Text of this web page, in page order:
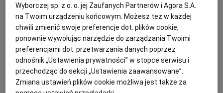
Wyborczej sp. z o. o. jej Zaufanych Partnerów i Agora S.A.
na Twoim urządzeniu końcowym. Możesz też w każdej
chwili zmienić swoje preferencje dot. plików cookie,
ponownie wywołując narzędzie do zarządzania Twoimi
preferencjami dot. przetwarzania danych poprzez
odnośnik „Ustawienia prywatności” w stopce serwisu i
przechodząc do sekcji „Ustawienia zaawansowane”.
Zmiana ustawień plików cookie możliwa jest także za